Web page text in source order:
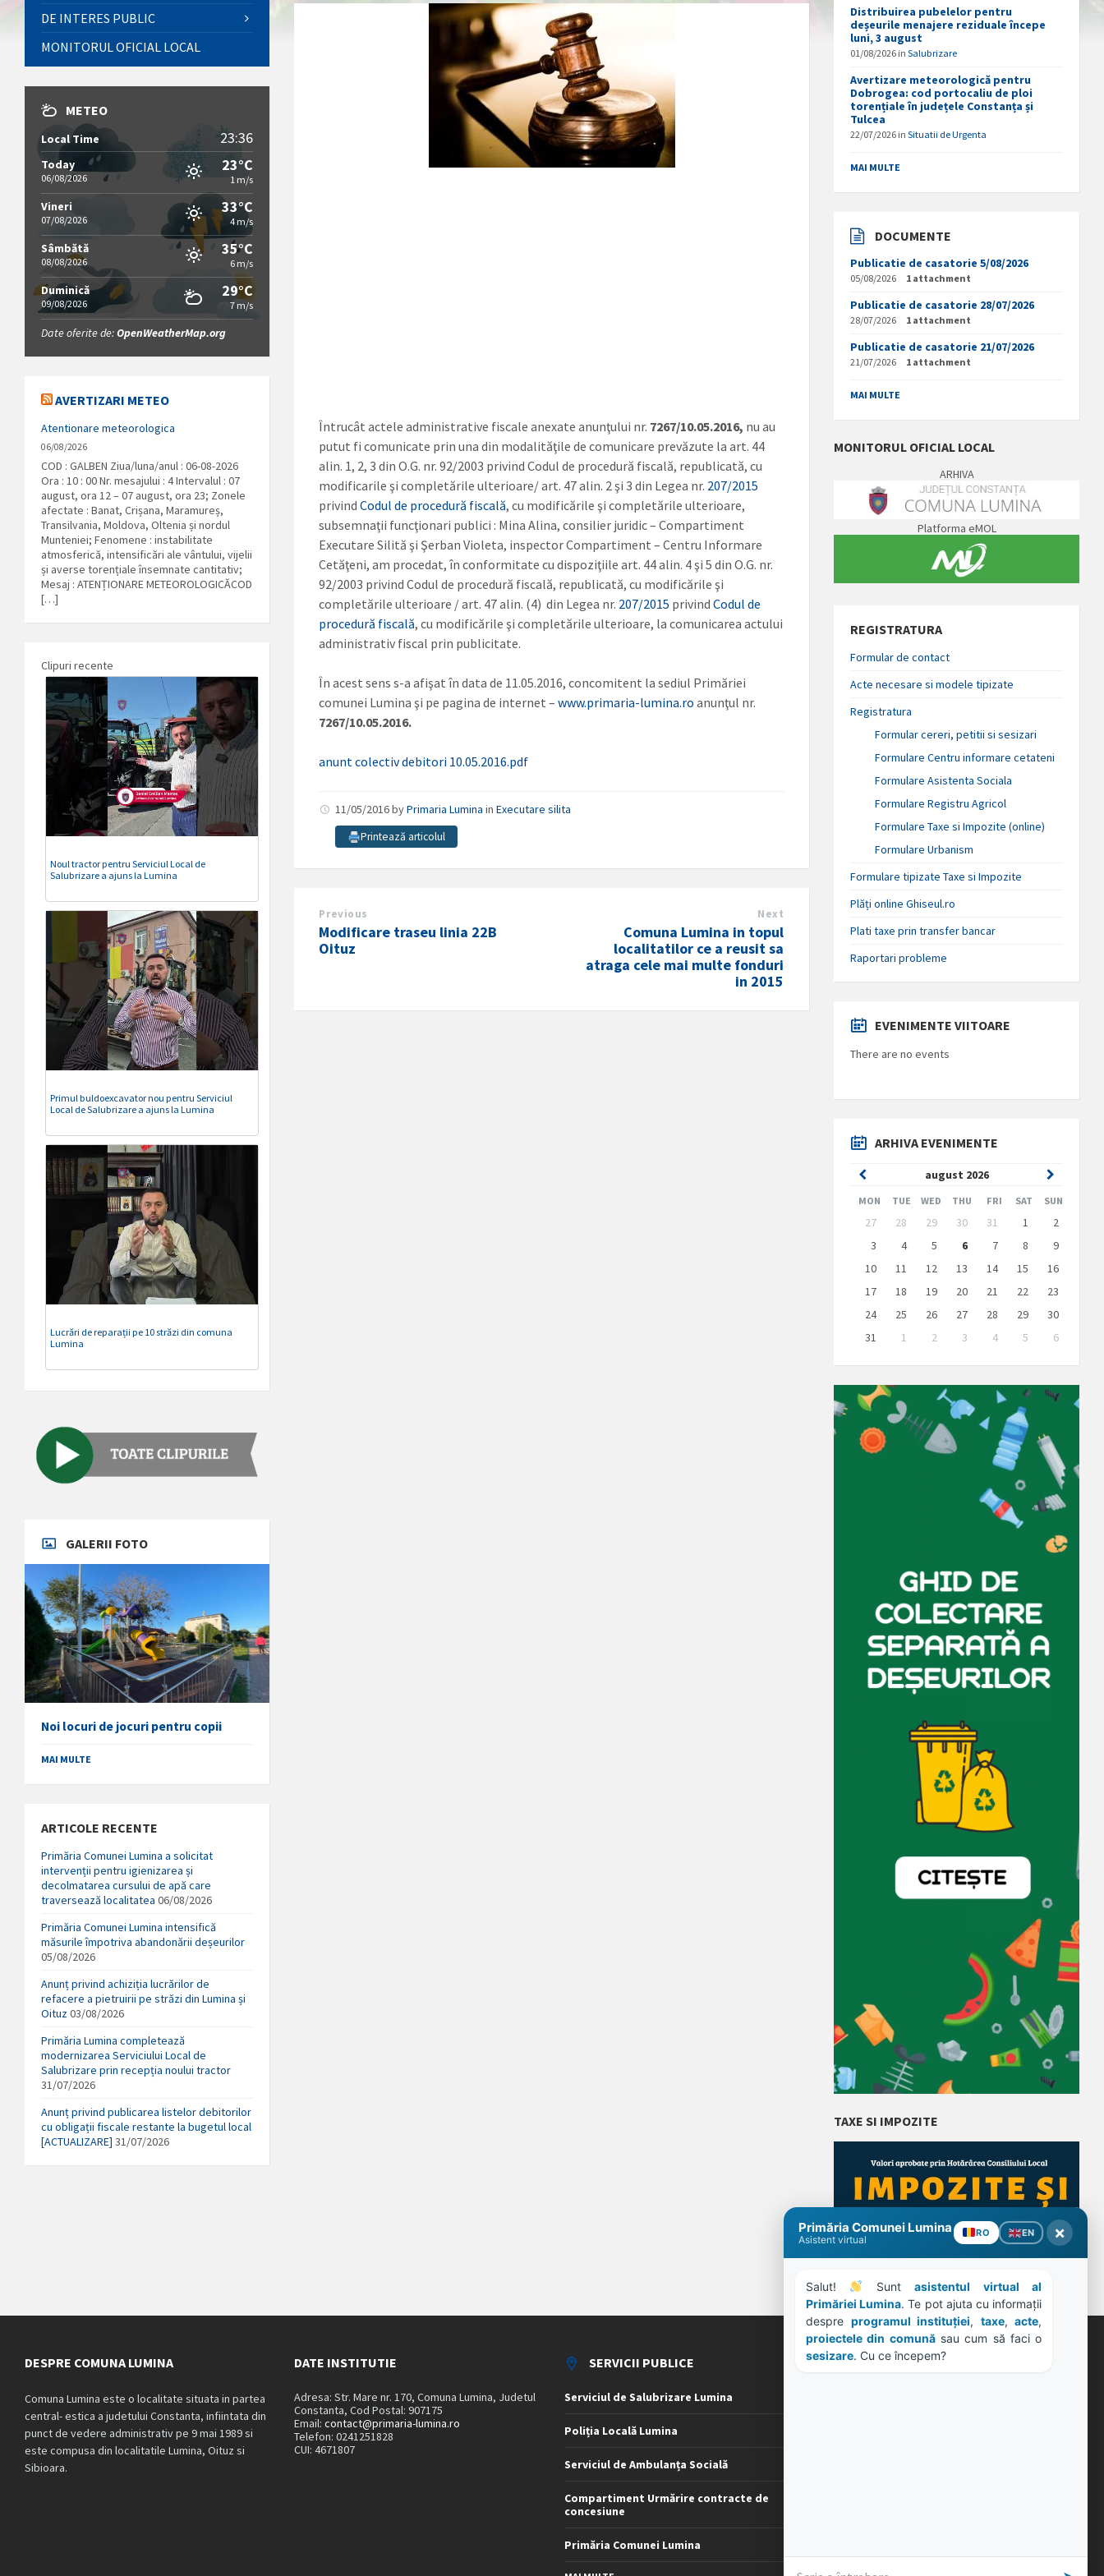
Întrucât actele administrative fiscale anexate anunţului nr. 7267/10.05.2016, nu au
putut fi comunicate prin una din modalităţile de comunicare prevăzute la art. 44
alin. 1, 2, 3 din O.G. nr. 92/2003 privind Codul de procedură fiscală, republicată, cu
modificarile şi completările ulterioare/ art. 47 alin. 2 şi 3 din Legea nr. 207/2015
privindCodul de procedură fiscală, cu modificările şi completările ulterioare,
subsemnaţii funcţionari publici : Mina Alina, consilier juridic – Compartiment
Executare Silită şi Şerban Violeta, inspector Compartiment – Centru Informare
Cetăţeni, am procedat, în conformitate cu dispoziţiile art. 44 alin. 4 şi 5 din O.G. nr.
92/2003 privind Codul de procedură fiscală, republicată, cu modificările şi
completările ulterioare / art. 47 alin. (4) din Legea nr. 207/2015 privindCodul de
procedură fiscală, cu modificările şi completările ulterioare, la comunicarea actului
administrativ fiscal prin publicitate.
În acest sens s-a afişat în data de 11.05.2016, concomitent la sediul Primăriei
comunei Lumina şi pe pagina de internet –www.primaria-lumina.ro anunţul nr.
7267/10.05.2016.
anunt colectiv debitori 10.05.2016.pdf
11/05/2016byPrimaria Lumina inExecutare silita
Printează articolul
Previous
Modificare traseu linia 22B
Oituz
Next
Comuna Lumina in topul
localitatilor ce a reusit sa
atraga cele mai multe fonduri
in 2015
DE INTERES PUBLIC
MONITORUL OFICIAL LOCAL
METEO
Local Time 23:36
Today
06/08/2026
23°C
1 m/s
Vineri
07/08/2026
33°C
4 m/s
Sâmbătă
08/08/2026
35°C
6 m/s
Duminică
09/08/2026
29°C
7 m/s
Date oferite de:OpenWeatherMap.org
AVERTIZARI METEO
Atentionare meteorologica
06/08/2026
COD : GALBEN Ziua/luna/anul : 06-08-2026
Ora : 10 : 00 Nr. mesajului : 4 Intervalul : 07
august, ora 12 – 07 august, ora 23; Zonele
afectate : Banat, Crișana, Maramureș,
Transilvania, Moldova, Oltenia și nordul
Munteniei; Fenomene : instabilitate
atmosferică, intensificări ale vântului, vijelii
și averse torențiale însemnate cantitativ;
Mesaj : ATENȚIONARE METEOROLOGICĂCOD
[…]
Clipuri recente
Noul tractor pentru Serviciul Local de
Salubrizare a ajuns la Lumina
Primul buldoexcavator nou pentru Serviciul
Local de Salubrizare a ajuns la Lumina
Lucrări de reparații pe 10 străzi din comuna
Lumina
GALERII FOTO
Noi locuri de jocuri pentru copii
MAI MULTE
ARTICOLE RECENTE
Primăria Comunei Lumina a solicitat
intervenții pentru igienizarea și
decolmatarea cursului de apă care
traversează localitatea 06/08/2026
Primăria Comunei Lumina intensifică
măsurile împotriva abandonării deșeurilor
05/08/2026
Anunț privind achiziția lucrărilor de
refacere a pietruirii pe străzi din Lumina și
Oituz 03/08/2026
Primăria Lumina completează
modernizarea Serviciului Local de
Salubrizare prin recepția noului tractor
31/07/2026
Anunț privind publicarea listelor debitorilor
cu obligații fiscale restante la bugetul local
[ACTUALIZARE] 31/07/2026
Distribuirea pubelelor pentru
deșeurile menajere reziduale începe
luni, 3 august
01/08/2026 inSalubrizare
Avertizare meteorologică pentru
Dobrogea: cod portocaliu de ploi
torențiale în județele Constanța și
Tulcea
22/07/2026 inSituatii de Urgenta
MAI MULTE
DOCUMENTE
Publicatie de casatorie 5/08/2026
05/08/2026 1 attachment
Publicatie de casatorie 28/07/2026
28/07/2026 1 attachment
Publicatie de casatorie 21/07/2026
21/07/2026 1 attachment
MAI MULTE
MONITORUL OFICIAL LOCAL
ARHIVA
Platforma eMOL
REGISTRATURA
Formular de contact
Acte necesare si modele tipizate
Registratura
Formular cereri, petitii si sesizari
Formulare Centru informare cetateni
Formulare Asistenta Sociala
Formulare Registru Agricol
Formulare Taxe si Impozite (online)
Formulare Urbanism
Formulare tipizate Taxe si Impozite
Plăți online Ghiseul.ro
Plati taxe prin transfer bancar
Raportari probleme
EVENIMENTE VIITOARE
There are no events
ARHIVA EVENIMENTE
august 2026
Previous
Month
Next
Month
MON TUE WED THU FRI SAT SUN
Skip
calendar
days
27 28 29 30 31 1
2
3
4 5 6 7 8
9
10
11 12 13 14 15
16
17
18 19 20 21 22
23
24
25 26 27 28 29
30
31
1 2 3 4 5
6
to
days
TAXE SI IMPOZITE
DESPRE COMUNA LUMINA
Comuna Lumina este o localitate situata in partea
central- estica a judetului Constanta, infiintata din
punct de vedere administrativ pe 9 mai 1989 si
este compusa din localitatile Lumina, Oituz si
Sibioara.
DATE INSTITUTIE
Adresa: Str. Mare nr. 170, Comuna Lumina, Judetul
Constanta, Cod Postal: 907175
Email:contact@primaria-lumina.ro
Telefon: 0241251828
CUI: 4671807
SERVICII PUBLICE
Serviciul de Salubrizare Lumina
Poliția Locală Lumina
Serviciul de Ambulanța Socială
Compartiment Urmărire contracte de
concesiune
Primăria Comunei Lumina
ORE DE LUCRU